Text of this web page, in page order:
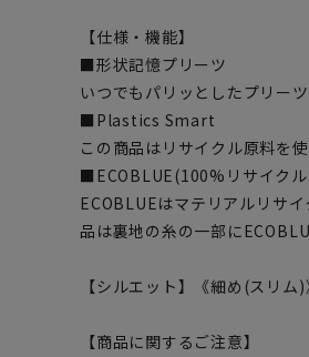
【仕様・機能】
■形状記憶プリーツ
いつでもパリッとしたプリー
■Plastics Smart
この商品はリサイクル原料を
■ECOBLUE(100%リサイク
ECOBLUEはマテリアルリサ
品は裏地の糸の一部に
【シルエット】《細め(スリム
【商品に関するご注意】